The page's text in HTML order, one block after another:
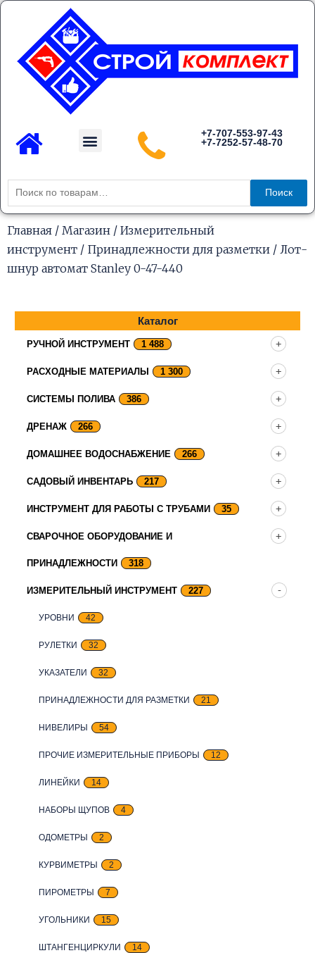
Перейти
содержимому
Menu
+7-707-553-97-43
+7-7252-57-48-70
Искать:
Поиск
Главная / Магазин / Измерительный
инструмент / Принадлежности для разметки / Лот-
шнур автомат Stanley 0-47-440
Каталог
РУЧНОЙ ИНСТРУМЕНТ 1 488
РАСХОДНЫЕ МАТЕРИАЛЫ 1 300
СИСТЕМЫ ПОЛИВА 386
ДРЕНАЖ 266
ДОМАШНЕЕ ВОДОСНАБЖЕНИЕ 266
САДОВЫЙ ИНВЕНТАРЬ 217
ИНСТРУМЕНТ ДЛЯ РАБОТЫ С ТРУБАМИ 35
СВАРОЧНОЕ ОБОРУДОВАНИЕ И
ПРИНАДЛЕЖНОСТИ 318
ИЗМЕРИТЕЛЬНЫЙ ИНСТРУМЕНТ 227
УРОВНИ 42
РУЛЕТКИ 32
УКАЗАТЕЛИ 32
ПРИНАДЛЕЖНОСТИ ДЛЯ РАЗМЕТКИ 21
НИВЕЛИРЫ 54
ПРОЧИЕ ИЗМЕРИТЕЛЬНЫЕ ПРИБОРЫ 12
ЛИНЕЙКИ 14
НАБОРЫ ЩУПОВ 4
ОДОМЕТРЫ 2
КУРВИМЕТРЫ 2
ПИРОМЕТРЫ 7
УГОЛЬНИКИ 15
ШТАНГЕНЦИРКУЛИ 14